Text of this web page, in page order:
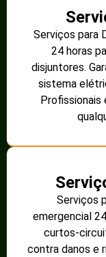
Serviços para
24 horas
disjuntores.
sistema
Serviços
emergencial
curtos-
contra danos e